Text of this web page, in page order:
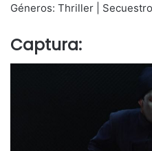
Géneros: Thriller |
Captura: